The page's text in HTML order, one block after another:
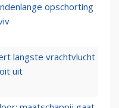
opschorting
langste vrachtvlucht
uit